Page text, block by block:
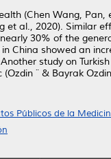
(Chen Wang,
et al., 2020). Similar
30% of the
China showed an
study on
¨ & Bayrak
Públicos de la